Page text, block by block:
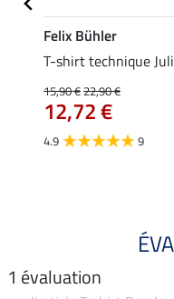
Felix Bühler
T-shirt technique
15,90 €22,90 €
12,72 €
4.9 9
1 évaluation